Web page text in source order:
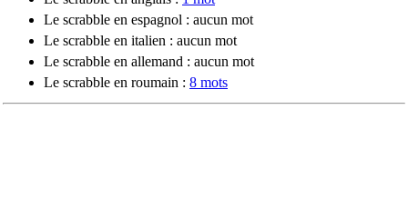
Le scrabble en espagnol : aucun mot
Le scrabble en italien : aucun mot
Le scrabble en allemand : aucun mot
Le scrabble en roumain : 8 mots